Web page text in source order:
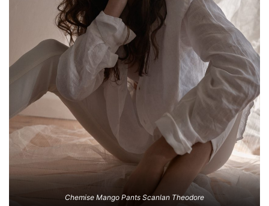
Chemise Mango Pants Scanlan Theodore